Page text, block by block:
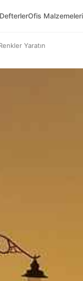
Ofis Malzemeleri
Yaratın